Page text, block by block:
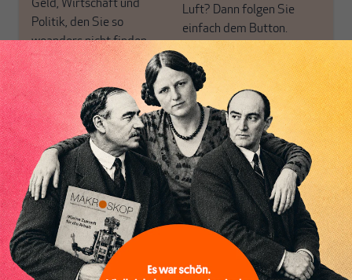
Geld, Wirtschaft und
Politik, den Sie so
woanders nicht finden.
Dabei leben wir von
unseren Autoren, ihren
Recherchen, ihrem Wissen
und ihrem Enthusiasmus.
Gemeinsam scheren wir
aus den schmaler
werdenden Leitplanken
des Denkens aus.
Luft? Dann folgen Sie
einfach dem Button.
ABONNIEREN SIE
MAKROSKOP
Schon Abonnent? Dann
hier einloggen!